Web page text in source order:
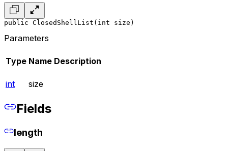
public ClosedShellList(int size)
Parameters
Type Name Description
int size
Fields
length